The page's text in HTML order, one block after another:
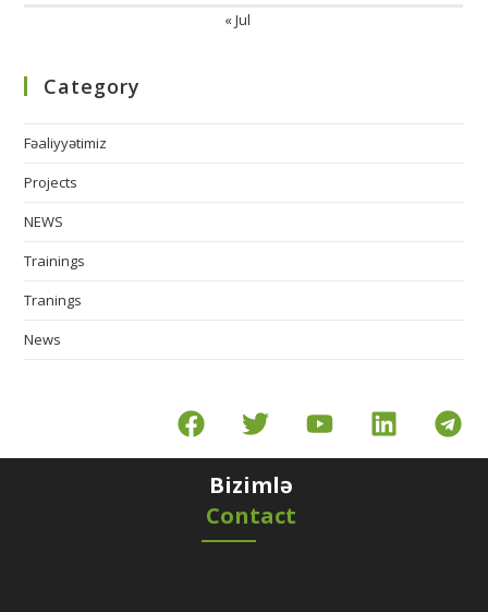
« Jul
Category
Fəaliyyətimiz
Projects
NEWS
Trainings
Tranings
News
Bizimlə
Contact